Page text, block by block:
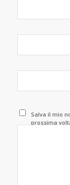
Salva il mio
prossima